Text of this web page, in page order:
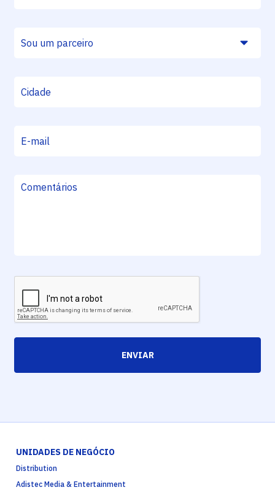
ENVIAR
UNIDADES DE NEGÓCIO
Distribution
Adistec Media & Entertainment